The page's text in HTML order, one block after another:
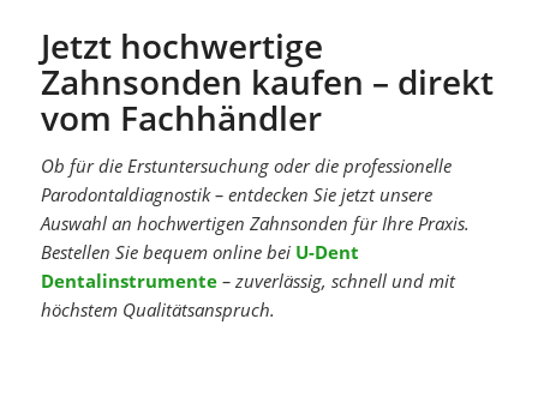
Jetzt hochwertige
Zahnsonden kaufen – direkt
vom Fachhändler
Ob für die Erstuntersuchung oder die professionelle
Parodontaldiagnostik – entdecken Sie jetzt unsere
Auswahl an hochwertigen Zahnsonden für Ihre Praxis.
Bestellen Sie bequem online bei U-Dent
Dentalinstrumente– zuverlässig, schnell und mit
höchstem Qualitätsanspruch.